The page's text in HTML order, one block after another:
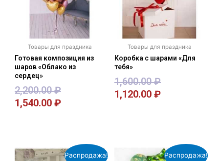
Товары для праздника
Готовая композиция из
шаров «Облако из
сердец»
2,200.00₽
1,540.00 ₽
Товары для праздника
Коробка с шарами «Для
тебя»
1,600.00₽
1,120.00 ₽
Распродажа! Распродажа!